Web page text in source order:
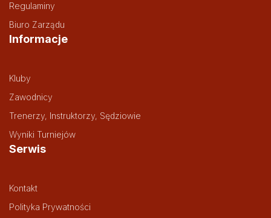
Regulaminy
Biuro Zarządu
Informacje
Kluby
Zawodnicy
Trenerzy, Instruktorzy, Sędziowie
Wyniki Turniejów
Serwis
Kontakt
Polityka Prywatności